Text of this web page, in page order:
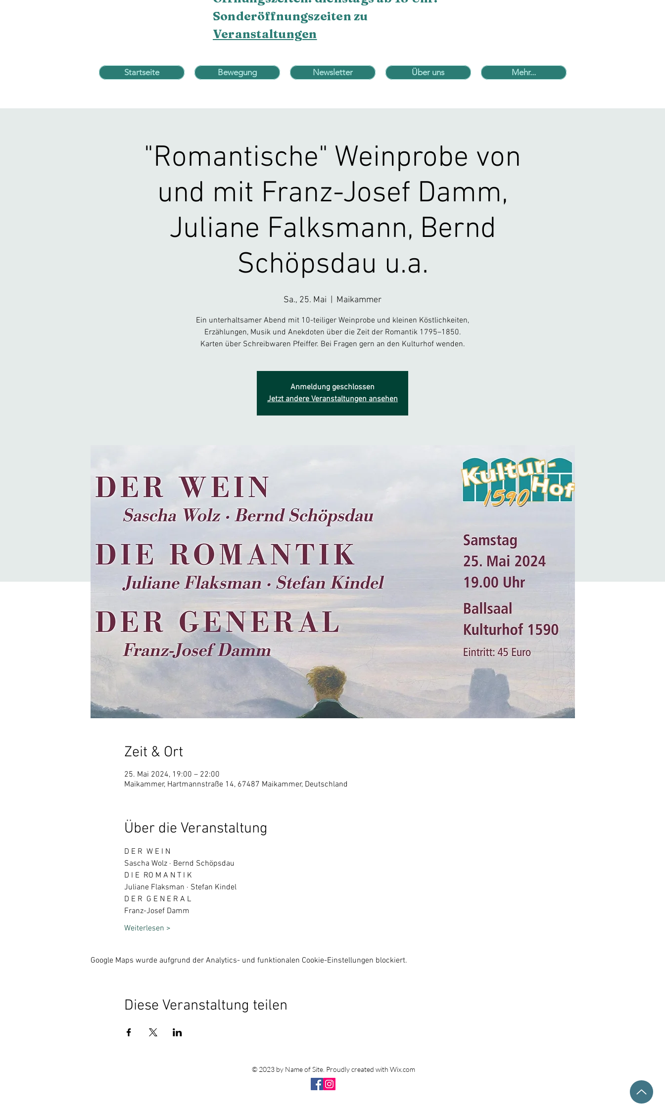
Sonderöffnungszeiten zu
Veranstaltungen
Startseite Bewegung Newsletter Über uns Mehr...
"Romantische" Weinprobe von
und mit Franz-Josef Damm,
Juliane Falksmann, Bernd
Schöpsdau u.a.
Sa., 25. Mai Maikammer
Ein unterhaltsamer Abend mit 10-teiliger Weinprobe und kleinen Köstlichkeiten,
Erzählungen, Musik und Anekdoten über die Zeit der Romantik 1795–1850.
Karten über Schreibwaren Pfeiffer. Bei Fragen gern an den Kulturhof wenden.
Anmeldung geschlossen
Jetzt andere Veranstaltungen ansehen
Zeit & Ort
25. Mai 2024, 19:00 – 22:00
Maikammer, Hartmannstraße 14, 67487 Maikammer, Deutschland
Über die Veranstaltung
D E R  W E I N
Sascha Wolz · Bernd Schöpsdau
D I E  RO M A N T I K
Juliane Flaksman · Stefan Kindel
D E R  G E N E R A L
Franz-Josef Damm
Weiterlesen >
Google Maps wurde aufgrund der Analytics- und funktionalen Cookie-Einstellungen blockiert.
Diese Veranstaltung teilen
© 2023 by Name of Site. Proudly created with Wix.com